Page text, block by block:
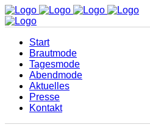
Start
Brautmode
Tagesmode
Abendmode
Aktuelles
Presse
Kontakt